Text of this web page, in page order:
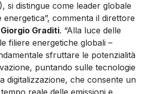
si distingue come leader globale
energetica”, commenta il direttore
Giorgio Graditi. “Alla luce delle
filiere energetiche globali –
sfruttare le potenzialità
puntando sulle tecnologie
digitalizzazione, che consente un